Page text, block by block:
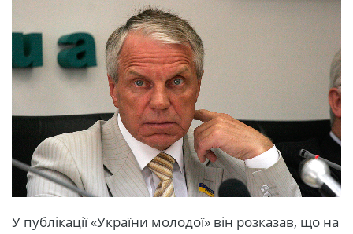
У публікації «України молодої» він розказав, що на